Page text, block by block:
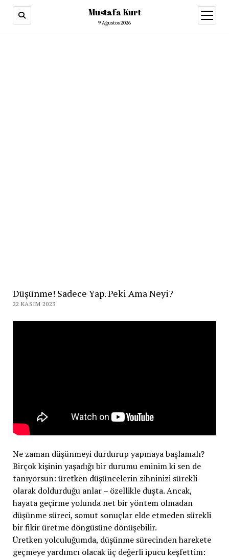
Mustafa Kurt
9 Ağustos 2026
Düşünme! Sadece Yap. Peki Ama Neyi?
22 KASIM 2023
Ne zaman düşünmeyi durdurup yapmaya başlamalı?
Birçok kişinin yaşadığı bir durumu eminim ki sen de
tanıyorsun: üretken düşüncelerin zihninizi sürekli
olarak doldurduğu anlar – özellikle duşta. Ancak,
hayata geçirme yolunda net bir yöntem olmadan
düşünme süreci, somut sonuçlar elde etmeden sürekli
bir fikir üretme döngüsüne dönüşebilir.
Üretken yolculuğumda, düşünme sürecinden harekete
geçmeye yardımcı olacak üç değerli ipucu keşfettim: